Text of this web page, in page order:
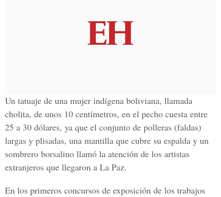
Un tatuaje de una mujer indígena boliviana, llamada
cholita, de unos 10 centímetros, en el pecho cuesta entre
25 a 30 dólares, ya que el conjunto de polleras (faldas)
largas y plisadas, una mantilla que cubre su espalda y un
sombrero borsalino llamó la atención de los artistas
extranjeros que llegaron a La Paz.
En los primeros concursos de exposición de los trabajos